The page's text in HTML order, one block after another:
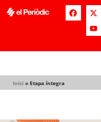
Inici » Etapa íntegra